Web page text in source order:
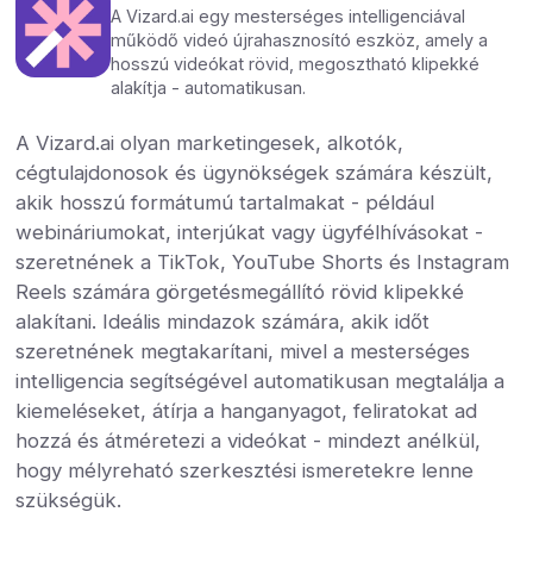
A Vizard.ai egy mesterséges intelligenciával
működő videó újrahasznosító eszköz, amely a
hosszú videókat rövid, megosztható klipekké
alakítja - automatikusan.
A Vizard.ai olyan marketingesek, alkotók,
cégtulajdonosok és ügynökségek számára készült,
akik hosszú formátumú tartalmakat - például
webináriumokat, interjúkat vagy ügyfélhívásokat -
szeretnének a TikTok, YouTube Shorts és Instagram
Reels számára görgetésmegállító rövid klipekké
alakítani. Ideális mindazok számára, akik időt
szeretnének megtakarítani, mivel a mesterséges
intelligencia segítségével automatikusan megtalálja a
kiemeléseket, átírja a hanganyagot, feliratokat ad
hozzá és átméretezi a videókat - mindezt anélkül,
hogy mélyreható szerkesztési ismeretekre lenne
szükségük.